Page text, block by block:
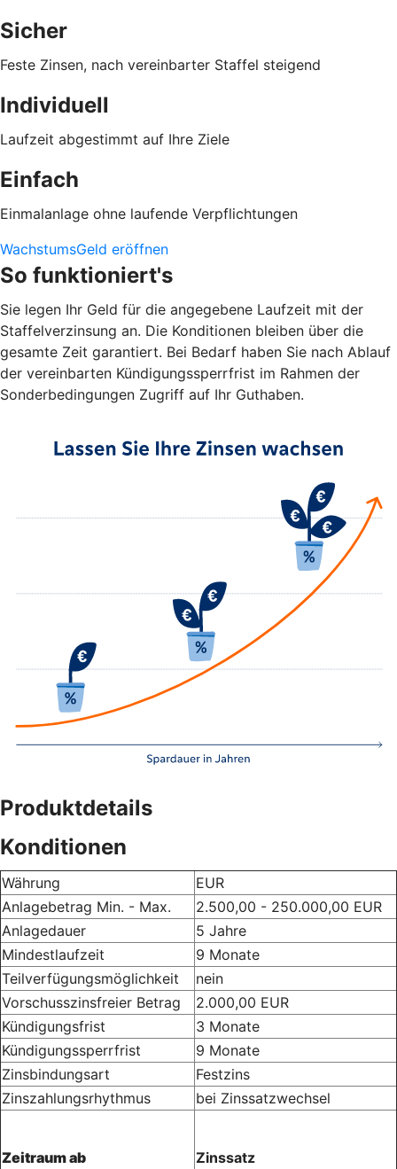
Sicher
Feste Zinsen, nach vereinbarter Staffel steigend
Individuell
Laufzeit abgestimmt auf Ihre Ziele
Einfach
Einmalanlage ohne laufende Verpflichtungen
WachstumsGeld eröffnen
So funktioniert's
Sie legen Ihr Geld für die angegebene Laufzeit mit der
Staffelverzinsung an. Die Konditionen bleiben über die
gesamte Zeit garantiert. Bei Bedarf haben Sie nach Ablauf
der vereinbarten Kündigungssperrfrist im Rahmen der
Sonderbedingungen Zugriff auf Ihr Guthaben.
Produktdetails
Konditionen
Währung
EUR
Anlagebetrag Min. - Max.
2.500,00 - 250.000,00 EUR
Anlagedauer
5 Jahre
Mindestlaufzeit
9 Monate
Teilverfügungsmöglichkeit
nein
Vorschusszinsfreier Betrag
2.000,00 EUR
Kündigungsfrist
3 Monate
Kündigungssperrfrist
9 Monate
Zinsbindungsart
Festzins
Zinszahlungsrhythmus
bei Zinssatzwechsel
Zeitraum ab Zinssatz